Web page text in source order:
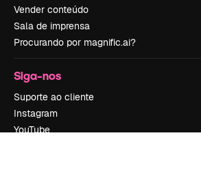
Vender conteúdo
Sala de imprensa
Procurando por magnific.ai?
Siga-nos
Suporte ao cliente
Instagram
YouTube